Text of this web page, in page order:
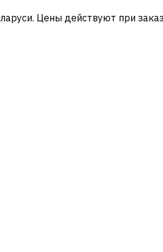
Цены действуют при